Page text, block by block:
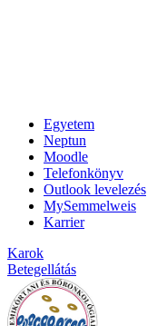
Egyetem
Neptun
Moodle
Telefonkönyv
Outlook levelezés
MySemmelweis
Karrier
Karok
Betegellátás